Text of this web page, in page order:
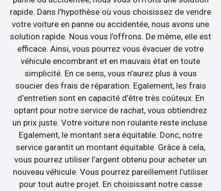
rapide. Dans l’hypothèse où vous choisissez de vendre
votre voiture en panne ou accidentée, nous avons une
solution rapide. Nous vous l’offrons. De même, elle est
efficace. Ainsi, vous pourrez vous évacuer de votre
véhicule encombrant et en mauvais état en toute
simplicité. En ce sens, vous n’aurez plus à vous
soucier des frais de réparation. Egalement, les frais
d’entretien sont en capacité d’être très coûteux. En
optant pour notre service de rachat, vous obtiendrez
un prix juste. Votre voiture non roulante reste incluse.
Egalement, le montant sera équitable. Donc, notre
service garantit un montant équitable. Grâce à cela,
vous pourrez utiliser l’argent obtenu pour acheter un
nouveau véhicule. Vous pourrez pareillement l’utiliser
pour tout autre projet. En choisissant notre casse